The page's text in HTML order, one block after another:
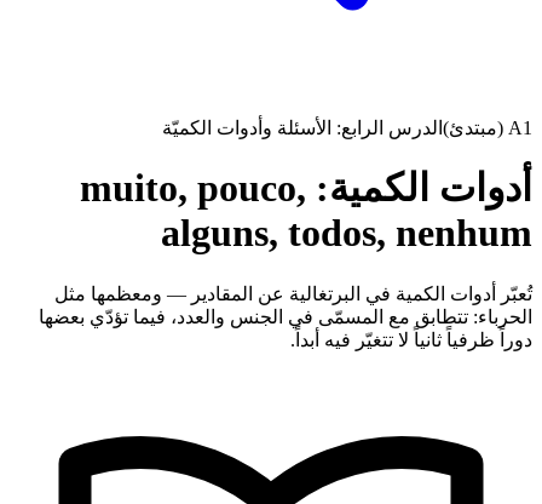
A1 (مبتدئ) الدرس الرابع: الأسئلة وأدوات الكميّة
أدوات الكمية: muito, pouco,
alguns, todos, nenhum
تُعبّر أدوات الكمية في البرتغالية عن المقادير — ومعظمها مثل
الحرباء: تتطابق مع المسمّى في الجنس والعدد، فيما تؤدّي بعضها
دوراً ظرفياً ثانياً لا تتغيّر فيه أبداً.